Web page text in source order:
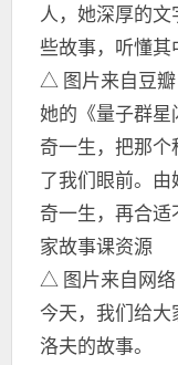
人，她深厚的
些故事，听懂其
△ 图片来自豆瓣
她的《量子群
奇一生，把那
了我们眼前。
奇一生，再合
家故事课资源
△ 图片来自网络
今天，我们给
洛夫的故事。